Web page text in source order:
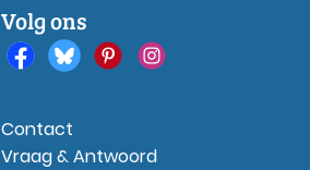
Volg ons
Contact
Vraag & Antwoord